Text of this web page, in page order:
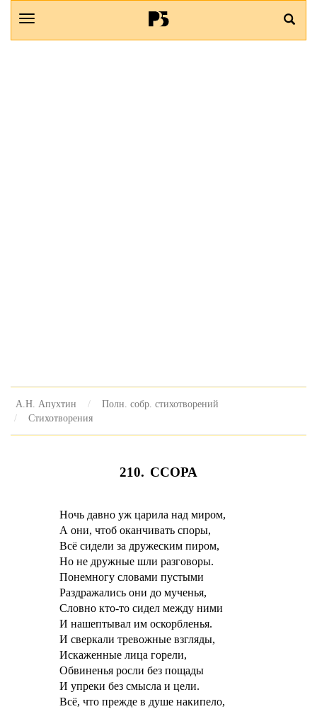
А.Н. Апухтин
Полн. собр. стихотворений
Стихотворения
210. ССОРА
Ночь давно уж царила над миром,
А они, чтоб оканчивать споры,
Всё сидели за дружеским пиром,
Но не дружные шли разговоры.
Понемногу словами пустыми
Раздражались они до мученья,
Словно кто-то сидел между ними
И нашептывал им оскорбленья.
И сверкали тревожные взгляды,
Искаженные лица горели,
Обвиненья росли без пощады
И упреки без смысла и цели.
Всё, что прежде в душе накипело,